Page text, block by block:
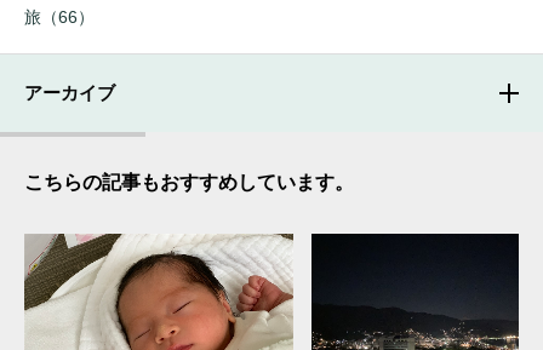
旅（66）
アーカイブ
こちらの記事もおすすめしています。